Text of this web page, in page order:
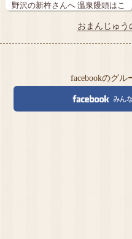
野沢の新杵さんへ 温泉饅頭はこ
おまんじゅう
facebookのグル